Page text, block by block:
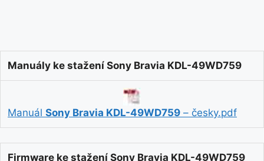
Manuály ke stažení Sony Bravia KDL-49WD759
Manuál Sony Bravia KDL-49WD759 – česky.pdf
Firmware ke stažení Sony Bravia KDL-49WD759